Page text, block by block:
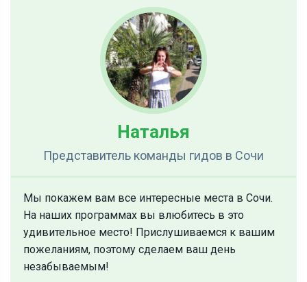
Наталья
Представитель команды гидов в Сочи
Мы покажем вам все интересные места в Сочи.
На наших программах вы влюбитесь в это
удивительное место! Прислушиваемся к вашим
пожеланиям, поэтому сделаем ваш день
незабываемым!